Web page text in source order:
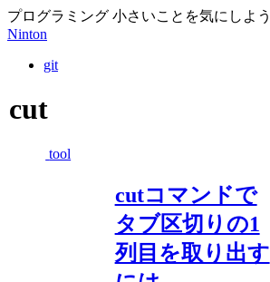
プログラミング 小さいことを気にしよう
Ninton
git
cut
tool
cutコマンドで
タブ区切りの1
列目を取り出す